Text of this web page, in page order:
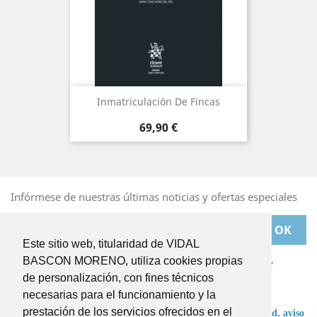
Este sitio web, titularidad de VIDAL
BASCON MORENO, utiliza cookies propias
de personalización, con fines técnicos
necesarias para el funcionamiento y la
prestación de los servicios ofrecidos en el
Inmatriculación De Fincas
Precio
69,90 €
Infórmese de nuestras últimas noticias y ofertas especiales
Puede darse de baja en cualquier momento. Para ello,
deberá dirigirse a
BASCONMORENO@BASCONMORENO.COM
He leído y acepto las condiciones de lapolítica de privacidad, aviso